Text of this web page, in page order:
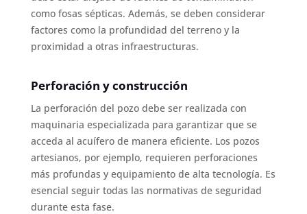
como fosas sépticas. Además, se deben considerar
factores como la profundidad del terreno y la
proximidad a otras infraestructuras.
Perforación y construcción
La perforación del pozo debe ser realizada con
maquinaria especializada para garantizar que se
acceda al acuífero de manera eficiente. Los pozos
artesianos, por ejemplo, requieren perforaciones
más profundas y equipamiento de alta tecnología. Es
esencial seguir todas las normativas de seguridad
durante esta fase.